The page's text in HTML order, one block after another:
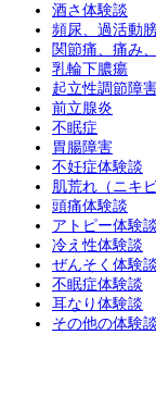
酒さ体験談
頻尿、過活動
関節痛、痛み
乳輪下膿瘍
起立性調節障
前立腺炎
不眠症
胃腸障害
不妊症体験談
肌荒れ（ニキ
頭痛体験談
アトピー体験談
冷え性体験談
ぜんそく体験談
不眠症体験談
耳なり体験談
その他の体験談